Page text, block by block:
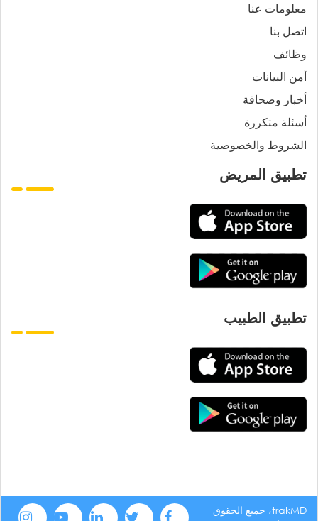
معلومات عنا
اتصل بنا
وظائف
أمن البيانات
أخبار وصحافة
أسئلة متكررة
الشروط والخصوصية
تطبيق المريض
تطبيق الطبيب
trakMD، جميع الحقوق